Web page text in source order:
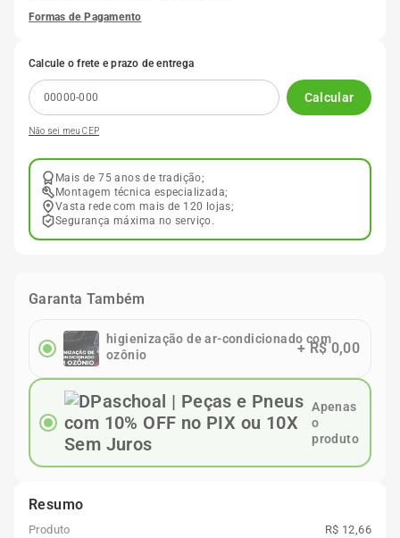
Formas de Pagamento
Calcule o frete e prazo de entrega
Calcular
Não sei meu CEP
Mais de 75 anos de tradição;
Montagem técnica especializada;
Vasta rede com mais de 120 lojas;
Segurança máxima no serviço.
Garanta Também
higienização de ar-condicionado com
ozônio
+R$ 0,00
Apenas
o
produto
Resumo
Produto
R$ 12,66
9º
10º Pneu